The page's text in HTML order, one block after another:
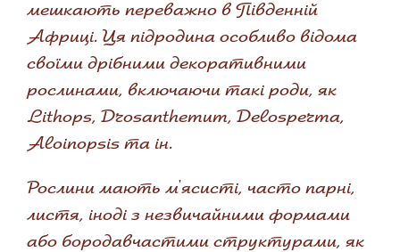
мешкають переважно в Південній
Африці. Ця підродина особливо відома
своїми дрібними декоративними
рослинами, включаючи такі роди, як
Lithops, Drosanthemum, Delosperma,
Aloinopsis та ін.
Рослини мають м'ясисті, часто парні,
листя, іноді з незвичайними формами
або бородавчастими структурами, як